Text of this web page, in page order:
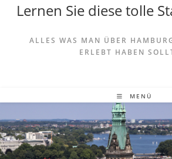
Lernen Sie diese tolle
ALLES WAS MAN ÜBER
ERLEBT HABEN
MENÜ